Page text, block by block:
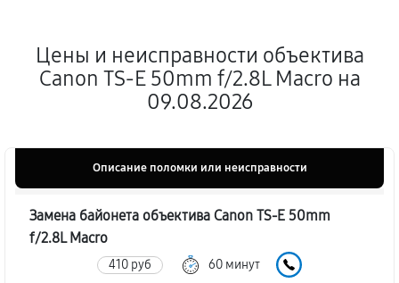
Цены и неисправности объектива
Canon TS-E 50mm f/2.8L Macro на
09.08.2026
Описание поломки или неисправности
Замена байонета объектива Canon TS-E 50mm
f/2.8L Macro
410 руб 60 минут